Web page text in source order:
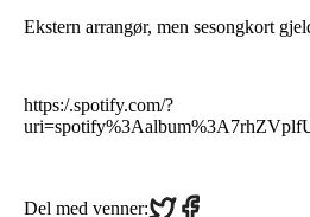
Ekstern arrangør, men sesongkort
https:/.spotify.com/?
Del med venner:ShareShare